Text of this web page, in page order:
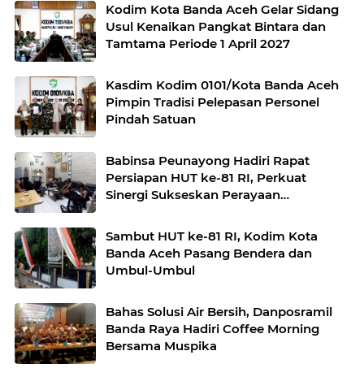
Kodim Kota Banda Aceh Gelar Sidang
Usul Kenaikan Pangkat Bintara dan
Tamtama Periode 1 April 2027
Kasdim Kodim 0101/Kota Banda Aceh
Pimpin Tradisi Pelepasan Personel
Pindah Satuan
Babinsa Peunayong Hadiri Rapat
Persiapan HUT ke-81 RI, Perkuat
Sinergi Sukseskan Perayaan
Sambut HUT ke-81 RI, Kodim Kota
Banda Aceh Pasang Bendera dan
Umbul-Umbul
Bahas Solusi Air Bersih, Danposramil
Banda Raya Hadiri Coffee Morning
Bersama Muspika